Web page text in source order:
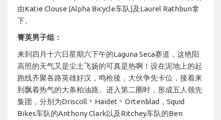
由Katie Clouse (Alpha Bicycle车队)及Laurel Rathbun拿
下。
菁英男子组：
来到四月十六日星期六下午的Laguna Seca赛道，这艳阳
高照的天气又是尘土飞扬的可真是热啊！设在泥地上的起
跑线齐聚各路英雄好汉，鸣枪後，大伙争先卡位，接着来
到飘着热气的大条柏油路。进入第二圈时，形成五人领先
集团，分别为Driscoll丶Haidet丶Ortenblad，Squid
Bikes车队的Anthony Clark以及Ritchey车队的Ben